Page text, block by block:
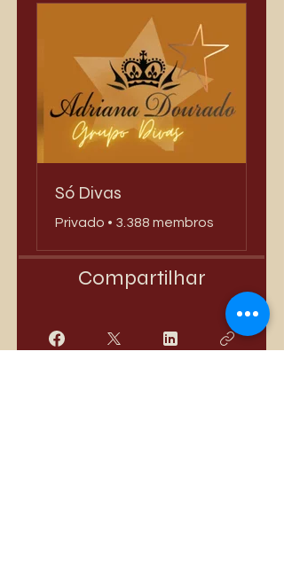
Só Divas
Privado • 3.388 membros
Compartilhar